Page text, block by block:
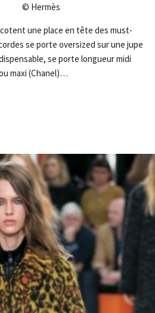
une place en tête des must-
se porte oversized sur une jupe
se porte longueur midi
maxi (Chanel)…